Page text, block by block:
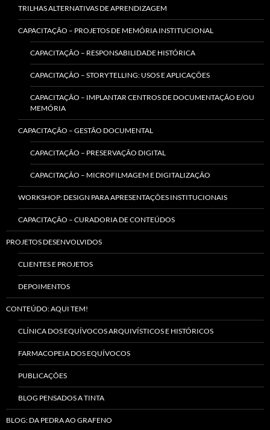
TRILHAS ALTERNATIVAS DE APRENDIZAGEM
CAPACITAÇÃO – PROJETOS DE MEMÓRIA INSTITUCIONAL
CAPACITAÇÃO – RESPONSABILIDADE HISTÓRICA
CAPACITAÇÃO – STORYTELLING: USOS E APLICAÇÕES
CAPACITAÇÃO – IMPLANTAR CENTROS DE DOCUMENTAÇÃO E/OU
MEMÓRIA
CAPACITAÇÃO – GESTÃO DOCUMENTAL
CAPACITAÇÃO – PRESERVAÇÃO DIGITAL
CAPACITAÇÃO – MICROFILMAGEM E DIGITALIZAÇÃO
WORKSHOP: DESIGN PARA APRESENTAÇÕES INSTITUCIONAIS
CAPACITAÇÃO – CURADORIA DE CONTEÚDOS
PROJETOS DESENVOLVIDOS
CLIENTES E PROJETOS
DEPOIMENTOS
CONTEÚDO: AQUI TEM!
CLÍNICA DOS EQUÍVOCOS ARQUIVÍSTICOS E HISTÓRICOS
FARMACOPEIA DOS EQUÍVOCOS
PUBLICAÇÕES
BLOG PENSADOS A TINTA
BLOG: DA PEDRA AO GRAFENO